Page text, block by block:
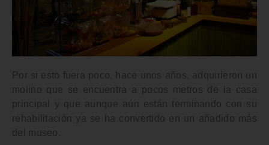
Por si esto fuera poco, hace unos años, adquirieron un
molino que se encuentra a pocos metros de la casa
principal y que aunque aún están terminando con su
rehabilitación ya se ha convertido en un añadido más
del museo.